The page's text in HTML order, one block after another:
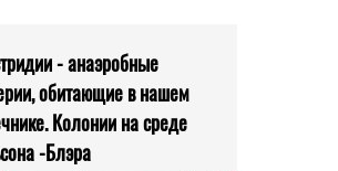
- анаэробные
обитающие в нашем
Колонии на среде
-Блэра